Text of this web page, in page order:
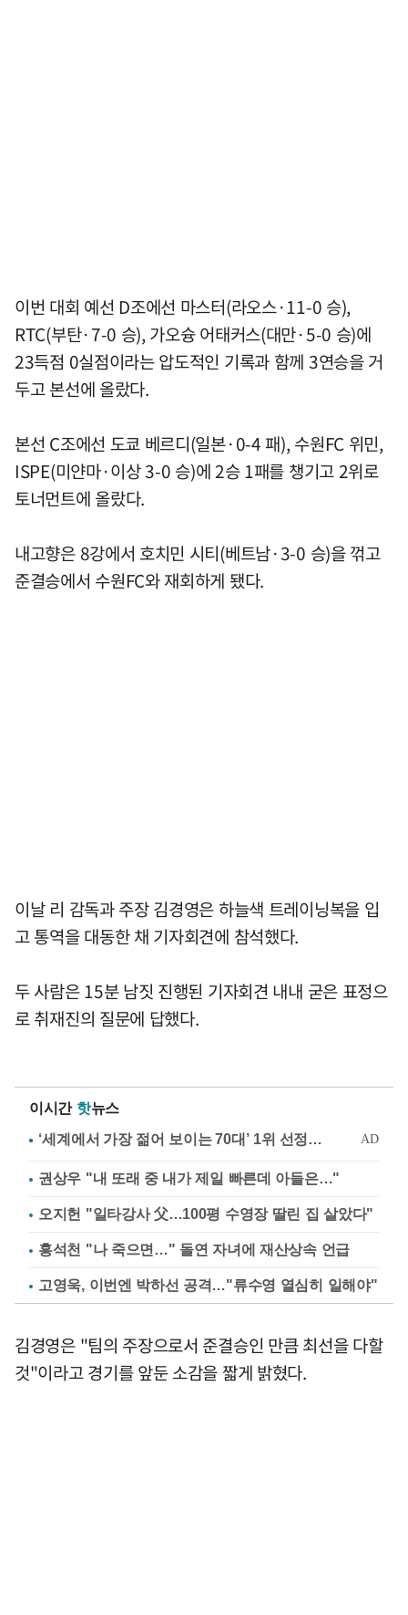
이번 대회 예선 D조에선 마스터(라오스·11-0 승),
RTC(부탄·7-0 승), 가오슝 어태커스(대만·5-0 승)에
23득점 0실점이라는 압도적인 기록과 함께 3연승을 거
두고 본선에 올랐다.
본선 C조에선 도쿄 베르디(일본·0-4 패), 수원FC 위민,
ISPE(미얀마·이상 3-0 승)에 2승 1패를 챙기고 2위로
토너먼트에 올랐다.
내고향은 8강에서 호치민 시티(베트남·3-0 승)을 꺾고
준결승에서 수원FC와 재회하게 됐다.
이날 리 감독과 주장 김경영은 하늘색 트레이닝복을 입
고 통역을 대동한 채 기자회견에 참석했다.
두 사람은 15분 남짓 진행된 기자회견 내내 굳은 표정으
로 취재진의 질문에 답했다.
이시간 핫뉴스
권상우 "내 또래 중 내가 제일 빠른데 아들은…"
오지헌 "일타강사 父…100평 수영장 딸린 집 살았다"
홍석천 "나 죽으면…" 돌연 자녀에 재산상속 언급
고영욱, 이번엔 박하선 공격…"류수영 열심히 일해야"
김경영은 "팀의 주장으로서 준결승인 만큼 최선을 다할
것"이라고 경기를 앞둔 소감을 짧게 밝혔다.